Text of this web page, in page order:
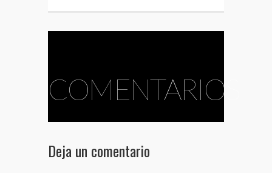
COMENTARIOS
Deja un comentario